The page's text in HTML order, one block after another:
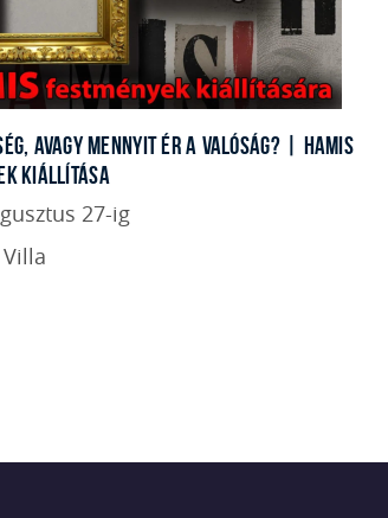
AVAGY MENNYIT ÉR A VALÓSÁG? | HAMIS
KIÁLLÍTÁSA
27-ig